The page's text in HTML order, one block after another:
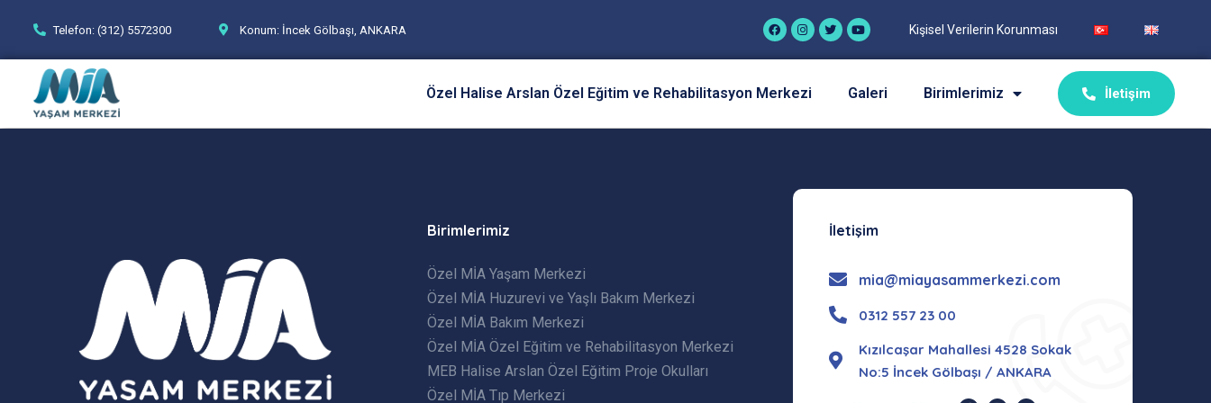
Telefon: (312) 5572300 Konum: İncek Gölbaşı, ANKARA Kişisel Verilerin Korunması
Özel Halise Arslan Özel Eğitim ve Rehabilitasyon Merkezi Galeri Birimlerimiz İletişim
Birimlerimiz
Özel MİA Yaşam Merkezi
Özel MİA Huzurevi ve Yaşlı Bakım Merkezi
Özel MİA Bakım Merkezi
Özel MİA Özel Eğitim ve Rehabilitasyon Merkezi
MEB Halise Arslan Özel Eğitim Proje Okulları
Özel MİA Tıp Merkezi
İletişim
mia@miayasammerkezi.com
0312 557 23 00
Kızılcaşar Mahallesi 4528 Sokak
No:5 İncek Gölbaşı / ANKARA